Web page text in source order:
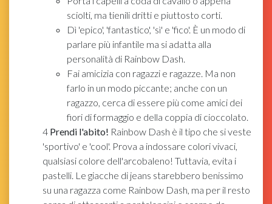
sciolti, ma tienili dritti e piuttosto corti.
Dì 'epico', 'fantastico', 'sì' e 'fico'. È un modo di
parlare più infantile ma si adatta alla
personalità di Rainbow Dash.
Fai amicizia con ragazzi e ragazze. Ma non
farlo in un modo piccante; anche con un
ragazzo, cerca di essere più come amici dei
fiori di formaggio e della coppia di cioccolato.
4 Prendi l'abito! Rainbow Dash è il tipo che si veste
'sportivo' e 'cool'. Prova a indossare colori vivaci,
qualsiasi colore dell'arcobaleno! Tuttavia, evita i
pastelli. Le giacche di jeans starebbero benissimo
su una ragazza come Rainbow Dash, ma per il resto